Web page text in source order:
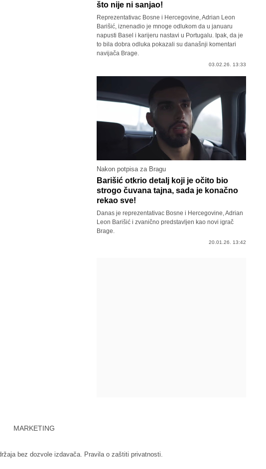
što nije ni sanjao!
Reprezentativac Bosne i Hercegovine, Adrian Leon
Barišić, iznenadio je mnoge odlukom da u januaru
napusti Basel i karijeru nastavi u Portugalu. Ipak, da je
to bila dobra odluka pokazali su današnji komentari
navijača Brage.
03.02.26. 13:33
Nakon potpisa za Bragu
Barišić otkrio detalj koji je očito bio
strogo čuvana tajna, sada je konačno
rekao sve!
Danas je reprezentativac Bosne i Hercegovine, Adrian
Leon Barišić i zvanično predstavljen kao novi igrač
Brage.
20.01.26. 13:42
MARKETING
bez dozvole izdavača. Pravila o zaštiti privatnosti.